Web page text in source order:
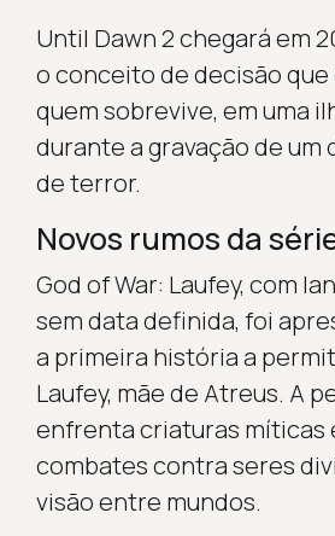
Until Dawn 2 chegará em
o conceito de decisão
quem sobrevive, em uma
durante a gravação de
de terror.
Novos rumos da
God of War: Laufey, com
sem data definida, foi
a primeira história a
Laufey, mãe de Atreus. A
enfrenta criaturas míticas
combates contra seres
visão entre mundos.